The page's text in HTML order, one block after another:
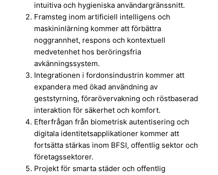
intuitiva och hygieniska användargränssnitt.
Framsteg inom artificiell intelligens och
maskininlärning kommer att förbättra
noggrannhet, respons och kontextuell
medvetenhet hos beröringsfria
avkänningssystem.
Integrationen i fordonsindustrin kommer att
expandera med ökad användning av
geststyrning, förarövervakning och röstbaserad
interaktion för säkerhet och komfort.
Efterfrågan från biometrisk autentisering och
digitala identitetsapplikationer kommer att
fortsätta stärkas inom BFSI, offentlig sektor och
företagssektorer.
Projekt för smarta städer och offentlig